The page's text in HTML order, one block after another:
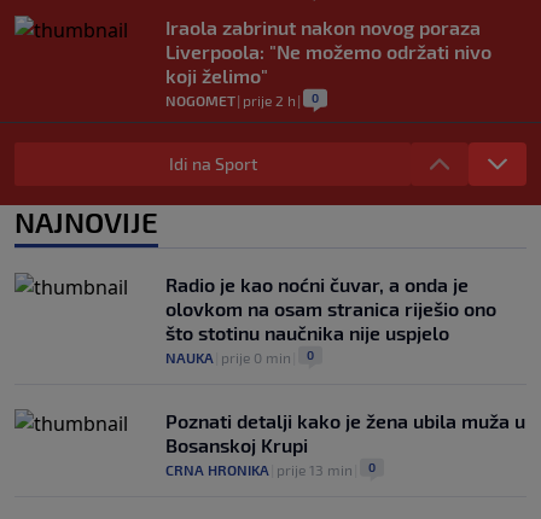
Iraola zabrinut nakon novog poraza
Liverpoola: "Ne možemo održati nivo
koji želimo"
NOGOMET| prije 2 h | 0
Vlahović pred velikom odlukom:
Beşiktaş mu nudi 10 miliona eura po
NOGOMET|prije 3 h| 0
Mundijal: Od fudbala do Trumpa,
milijardi i rata s UEFA-om
NOGOMET | prije 3 h| 0
Idi na Sport
NAJNOVIJE
Radio je kao noćni čuvar, a onda je
olovkom na osam stranica riješio ono
što stotinu naučnika nije uspjelo
NAUKA prije 0 min 0
Poznati detalji kako je žena ubila muža u
Bosanskoj Krupi
CRNA HRONIKA prije 13 min 0